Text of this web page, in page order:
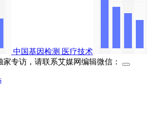
中国基因检测 医疗技术
专访，请联系艾媒网编辑微信：